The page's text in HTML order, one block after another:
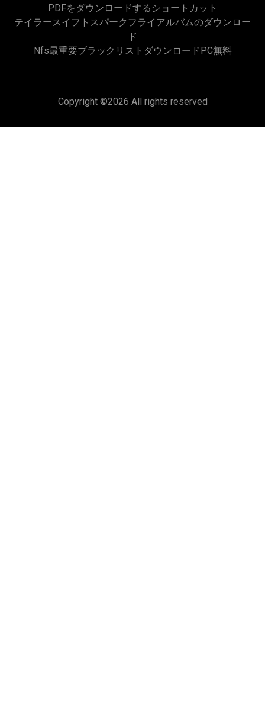
PDFをダウンロードするショートカット
テイラースイフトスパークフライアルバムのダウンロー
ド
Nfs最重要ブラックリストダウンロードPC無料
Copyright ©2026 All rights reserved